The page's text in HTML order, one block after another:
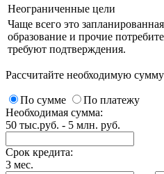
Неограниченные цели
Чаще всего это
образование и прочие
требуют подтверждения.
Рассчитайте необходимую
По сумме
По платежу
Необходимая сумма:
50 тыс.руб. - 5 млн. руб.
Срок кредита:
3 мес.